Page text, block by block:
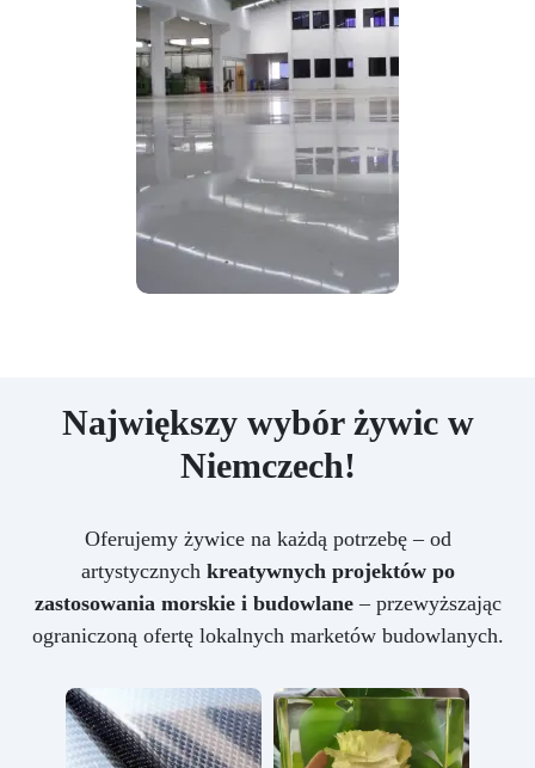
Największy wybór żywic w
Niemczech!
Oferujemy żywice na każdą potrzebę – od
artystycznych kreatywnych projektów po
zastosowania morskie i budowlane– przewyższając
ograniczoną ofertę lokalnych marketów budowlanych.